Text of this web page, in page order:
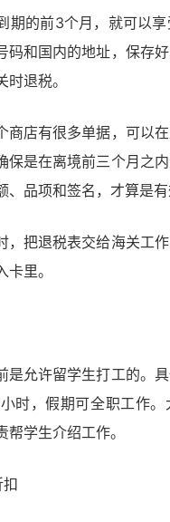
期的前3个月，就可以
码和国内的地址，保存
退税。
商店有很多单据，可以
保是在离境前三个月之
、品项和签名，才算是有
，把退税表交给海关工
里。
是允许留学生打工的。
时，假期可全职工作。
帮学生介绍工作。